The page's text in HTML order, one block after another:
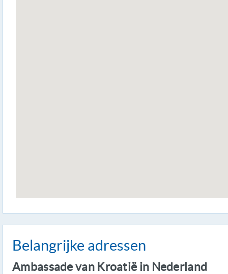
Belangrijke adressen
Ambassade van Kroatië in Nederland